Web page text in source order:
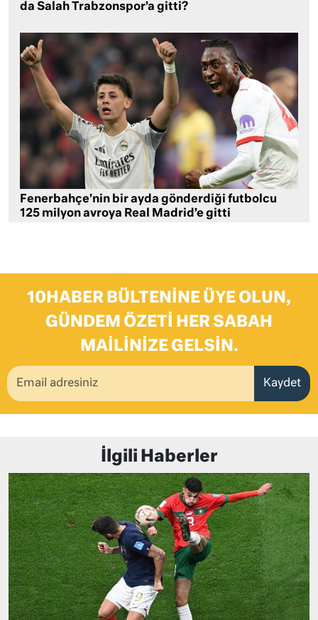
da Salah Trabzonspor’a gitti?
Fenerbahçe’nin bir ayda gönderdiği futbolcu
125 milyon avroya Real Madrid’e gitti
10HABER BÜLTENINE ÜYE OLUN,
GÜNDEM ÖZETI HER SABAH
MAILINIZE GELSIN.
Kaydet
İlgili Haberler